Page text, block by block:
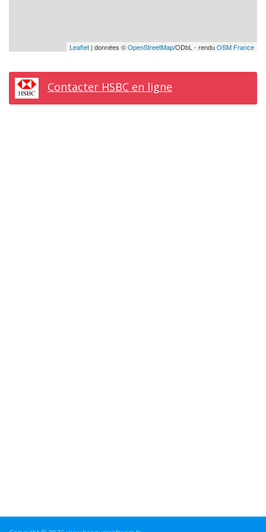
Leaflet | données ©OpenStreetMap/ODbL - renduOSM France
Contacter HSBC en ligne